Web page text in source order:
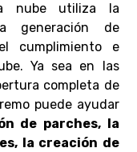
nube utiliza la
generación de
cumplimiento e
Ya sea en las
completa de
puede ayudar
de parches, la
la creación de